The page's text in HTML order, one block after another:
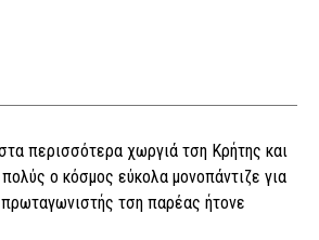
περισσότερα χωργιά τση Κρήτης και
ο κόσμος εύκολα μονοπάντιζε για
τση παρέας ήτονε